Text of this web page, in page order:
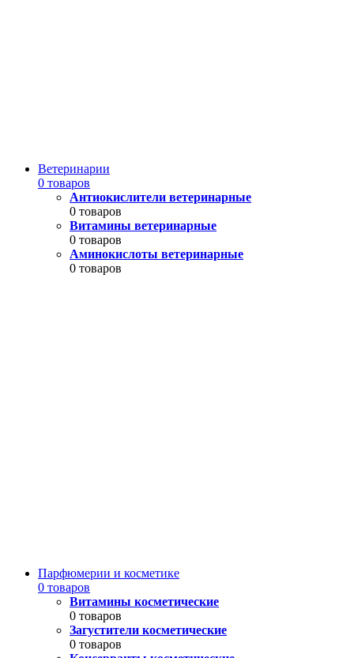
Ветеринарии
0 товаров
Антиокислители ветеринарные
0 товаров
Витамины ветеринарные
0 товаров
Аминокислоты ветеринарные
0 товаров
Парфюмерии и косметике
0 товаров
Витамины косметические
0 товаров
Загустители косметические
0 товаров